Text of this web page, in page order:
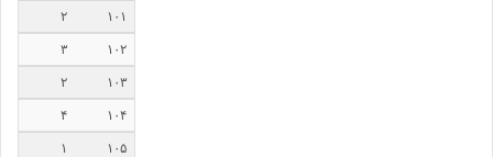
۱۰۱ ۲
۱۰۲ ۳
۱۰۳ ۲
۱۰۴ ۴
۱۰۵ ۱